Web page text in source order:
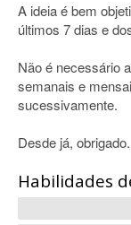
A ideia é bem
últimos 7 dias e
Não é necessário
semanais e
sucessivamente.
Desde já, obrigado.
Habilidades